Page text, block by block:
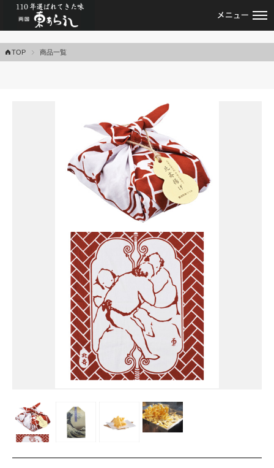
TOP 商品一覧